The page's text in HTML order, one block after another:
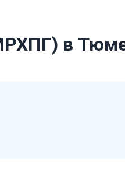
в